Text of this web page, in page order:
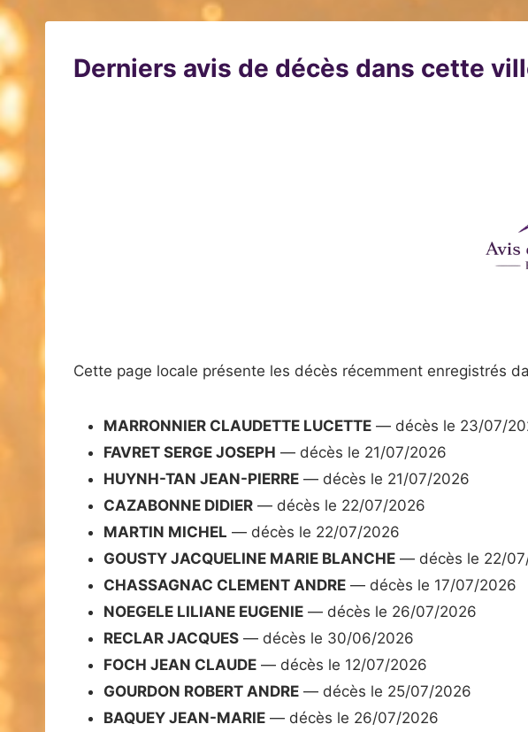
Derniers avis de décès dans cette
Cette page locale présente les décès récemment enregistrés
MARRONNIER CLAUDETTE LUCETTE — décès le 23/07/
FAVRET SERGE JOSEPH — décès le 21/07/2026
HUYNH-TAN JEAN-PIERRE — décès le 21/07/2026
CAZABONNE DIDIER — décès le 22/07/2026
MARTIN MICHEL — décès le 22/07/2026
GOUSTY JACQUELINE MARIE BLANCHE — décès le 22/
CHASSAGNAC CLEMENT ANDRE — décès le 17/07/2026
NOEGELE LILIANE EUGENIE — décès le 26/07/2026
RECLAR JACQUES — décès le 30/06/2026
FOCH JEAN CLAUDE — décès le 12/07/2026
GOURDON ROBERT ANDRE — décès le 25/07/2026
BAQUEY JEAN-MARIE — décès le 26/07/2026